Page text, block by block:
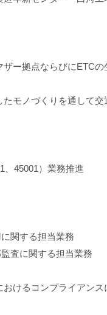
ー拠点ならびにETCの
モノづくりを通して
、45001）業務推進
関する担当業務
査に関する担当業務
けるコンプライアンス